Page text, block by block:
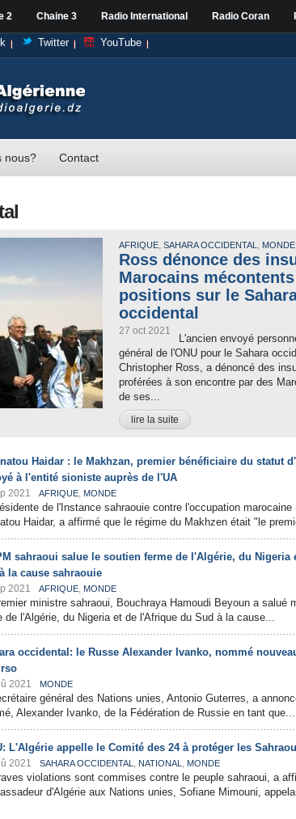
2 Chaine 3 Radio International Radio Coran
Twitter YouTube
nous? Contact
AFRIQUE, SAHARA OCCIDENTAL , MONDE
Ross dénonce des
Marocains
positions sur le
occidental
27 oct 2021
L'ancien envoyé
général de l'ONU pour le Sahara
Christopher Ross, a dénoncé des
proférées à son encontre par des
de ses...
lire la suite
Haidar : le Makhzan, premier bénéficiaire du statut
à l'entité sioniste auprès de l'UA
2021 AFRIQUE, MONDE
de l'Instance sahraouie contre l'occupation marocaine
Haidar, a affirmé que le régime du Makhzen était "le
sahraoui salue le soutien ferme de l'Algérie, du Nigeria
la cause sahraouie
2021 AFRIQUE, MONDE
ministre sahraoui, Bouchraya Hamoudi Beyoun a salué
de l'Algérie, du Nigeria et de l'Afrique du Sud à la cause...
occidental: le Russe Alexander Ivanko, nommé
2021 MONDE
général des Nations unies, Antonio Guterres, a
Alexander Ivanko, de la Fédération de Russie en tant que...
L'Algérie appelle le Comité des 24 à protéger les
2021 SAHARA OCCIDENTAL , NATIONAL , MONDE
violations sont commises contre le peuple sahraoui, a
d'Algérie aux Nations unies, Sofiane Mimouni,